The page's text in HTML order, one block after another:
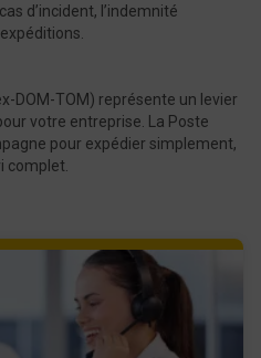
d’incident, l’indemnité
DOM-TOM) représente un levier
votre entreprise. La Poste
pour expédier simplement,
complet.